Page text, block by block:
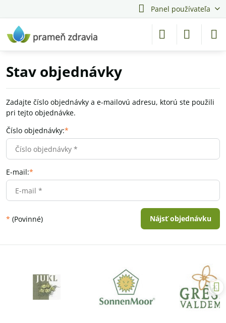
Panel používateľa
Stav objednávky
Zadajte číslo objednávky a e-mailovú adresu, ktorú ste použili
pri tejto objednávke.
Číslo objednávky:*
E-mail:*
* (Povinné) Nájsť objednávku